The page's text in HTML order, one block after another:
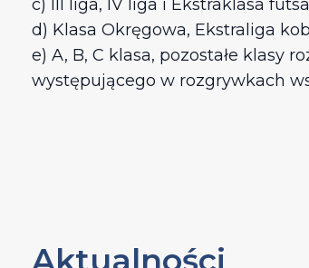
c) III liga, IV liga i Ekstraklasa
d) Klasa Okręgowa, Ekstraliga
e) A, B, C klasa, pozostałe klasy
występującego w rozgrywkach